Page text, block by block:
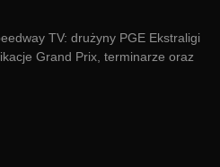
TV: drużyny PGE Ekstraligi
Grand Prix, terminarze oraz